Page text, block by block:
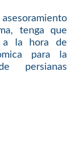
tenga que
a la hora de
para la
persianas